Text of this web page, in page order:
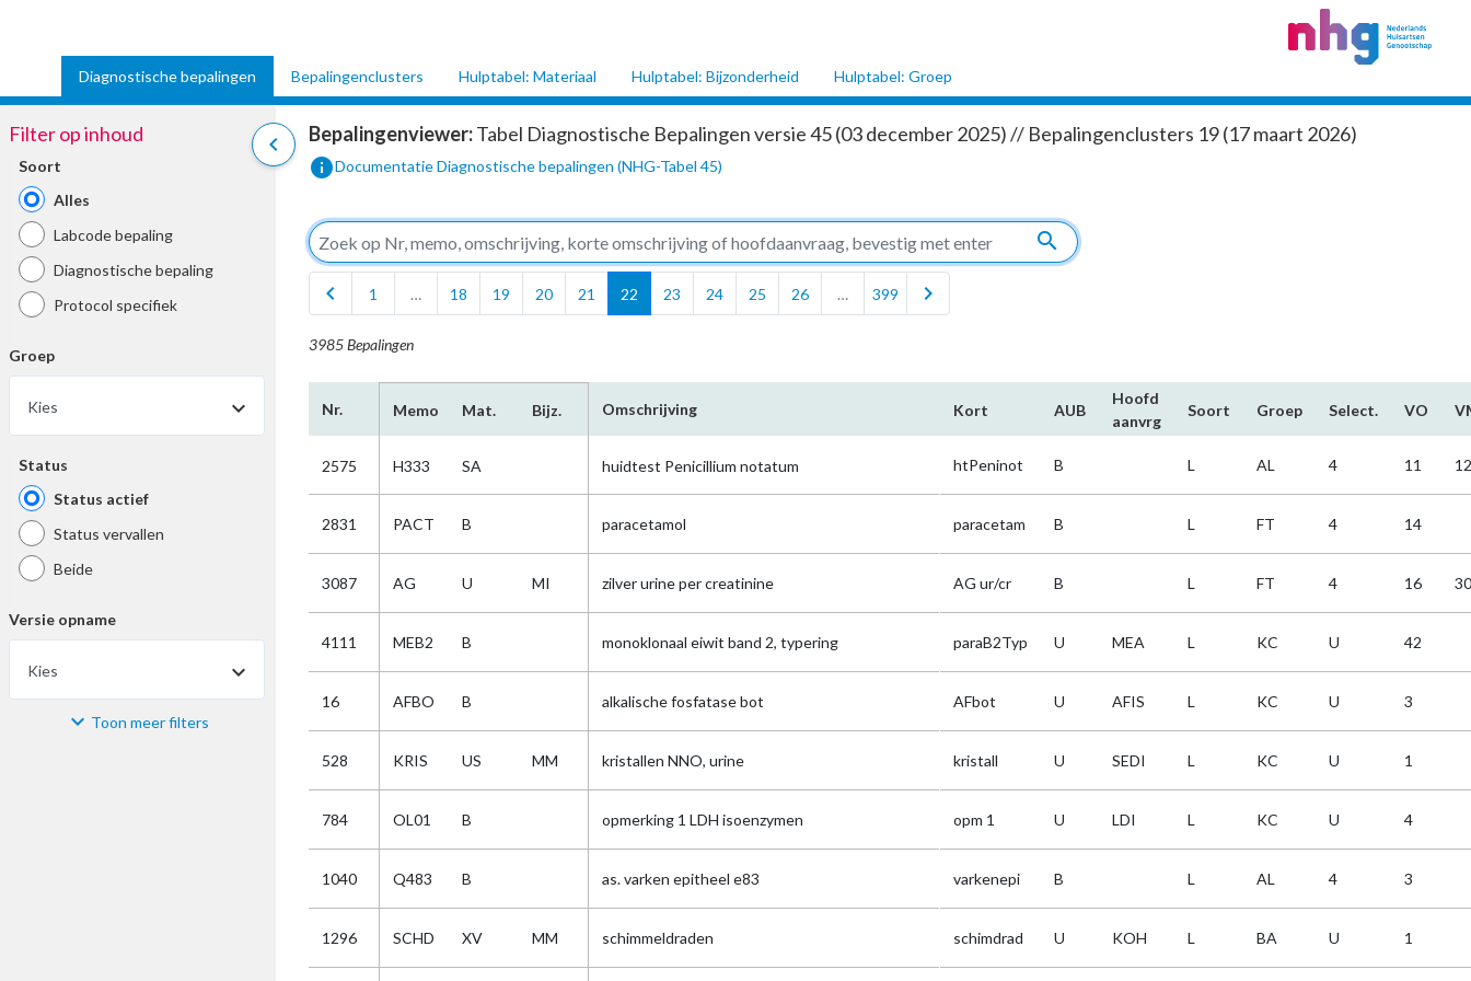
Diagnostische bepalingen Bepalingenclusters Hulptabel: Materiaal Hulptabel: Bijzonderheid Hulptabel: Groep
chevron_left
Filter op inhoud
Soort
Alles
Labcode bepaling
Diagnostische bepaling
Protocol specifiek
Groep
Kies
Status
Status actief
Status vervallen
Beide
Versie opname
Kies
Materiaal Toon meer filters
Bepalingenviewer:Tabel Diagnostische Bepalingen versie 45 (03 december 2025) // Bepalingenclusters 19 (17 maart 2026)
infoDocumentatie Diagnostische bepalingen (NHG-Tabel 45)
search
chevron_left
1 … 18 19 20 21 22 23 24 25 26 … 399 chevron_right
3985 Bepalingen
Nr. Memo Mat. Bijz. Omschrijving Kort AUB
Hoofd​
aanvrg
Soort Groep Select. VO
2575 H333 SA huidtest Penicillium notatum htPeninot B L AL 4 11 12
2831 PACT B paracetamol paracetam B L FT 4 14
3087 AG U MI zilver urine per creatinine AG ur/cr B L FT 4 16 30
4111 MEB2 B monoklonaal eiwit band 2, typering paraB2Typ U MEA L KC U 42
16 AFBO B alkalische fosfatase bot AFbot U AFIS L KC U 3
528 KRIS US MM kristallen NNO, urine kristall U SEDI L KC U 1
784 OL01 B opmerking 1 LDH isoenzymen opm 1 U LDI L KC U 4
1040 Q483 B as. varken epitheel e83 varkenepi B L AL 4 3
1296 SCHD XV MM schimmeldraden schimdrad U KOH L BA U 1